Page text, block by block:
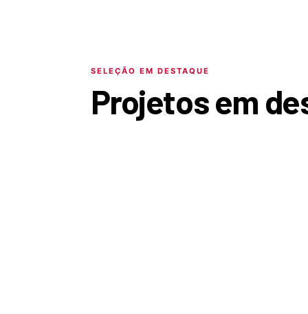
SELEÇÃO EM DESTAQUE
Projetos em